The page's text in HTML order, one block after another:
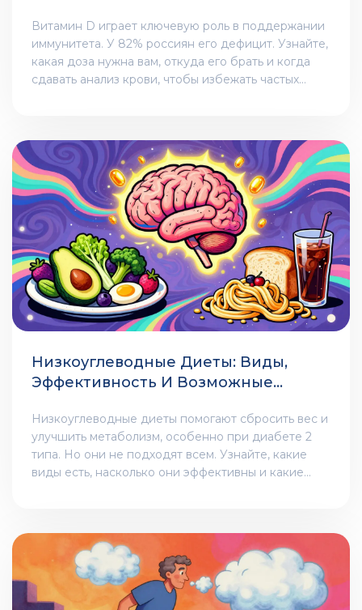
Витамин D играет ключевую роль в поддержании
иммунитета. У 82% россиян его дефицит. Узнайте,
какая доза нужна вам, откуда его брать и когда
сдавать анализ крови, чтобы избежать частых
Низкоуглеводные Диеты: Виды,
Эффективность И Возможные
Низкоуглеводные диеты помогают сбросить вес и
улучшить метаболизм, особенно при диабете 2
типа. Но они не подходят всем. Узнайте, какие
виды есть, насколько они эффективны и какие